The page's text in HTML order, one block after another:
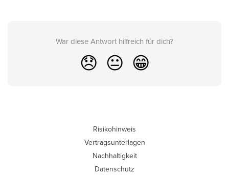
War diese Antwort hilfreich für dich?
😞 😐 😁
Risikohinweis
Vertragsunterlagen
Nachhaltigkeit
Datenschutz